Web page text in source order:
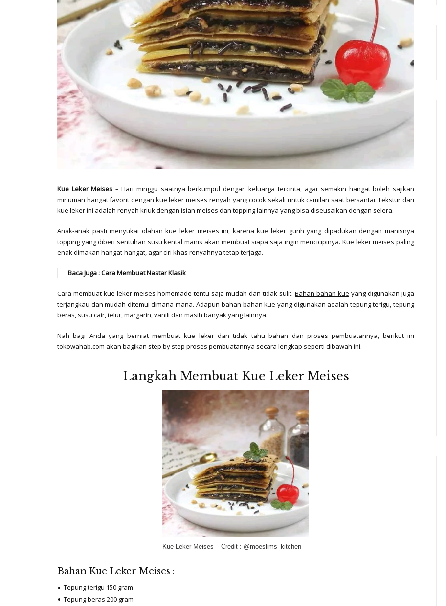
Kue Leker Meises – Hari minggu saatnya berkumpul dengan keluarga tercinta, agar semakin hangat boleh sajikan
minuman hangat favorit dengan kue leker meises renyah yang cocok sekali untuk camilan saat bersantai. Tekstur dari
kue leker ini adalah renyah kriuk dengan isian meises dan topping lainnya yang bisa diseusaikan dengan selera.
Anak-anak pasti menyukai olahan kue leker meises ini, karena kue leker gurih yang dipadukan dengan manisnya
topping yang diberi sentuhan susu kental manis akan membuat siapa saja ingin mencicipinya. Kue leker meises paling
enak dimakan hangat-hangat, agar ciri khas renyahnya tetap terjaga.
Baca Juga :Cara Membuat Nastar Klasik
Cara membuat kue leker meises homemade tentu saja mudah dan tidak sulit. Bahan bahan kue yang digunakan juga
terjangkau dan mudah ditemui dimana-mana. Adapun bahan-bahan kue yang digunakan adalah tepung terigu, tepung
beras, susu cair, telur, margarin, vanili dan masih banyak yang lainnya.
Nah bagi Anda yang berniat membuat kue leker dan tidak tahu bahan dan proses pembuatannya, berikut ini
tokowahab.com akan bagikan step by step proses pembuatannya secara lengkap seperti dibawah ini.
Langkah Membuat Kue Leker Meises
Kue Leker Meises – Credit : @moeslims_kitchen
Bahan Kue Leker Meises :
Tepung terigu 150 gram
Tepung beras 200 gram